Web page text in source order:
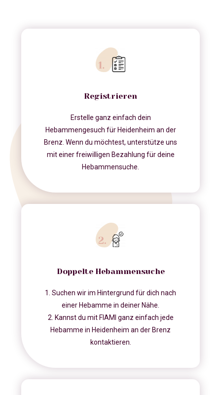
Registrieren
Erstelle ganz einfach dein
Hebammengesuch für Heidenheim an der
Brenz. Wenn du möchtest, unterstütze uns
mit einer freiwilligen Bezahlung für deine
Hebammensuche.
Doppelte Hebammensuche
1. Suchen wir im Hintergrund für dich nach
einer Hebamme in deiner Nähe.
2. Kannst du mit FIAMI ganz einfach jede
Hebamme in Heidenheim an der Brenz
kontaktieren.